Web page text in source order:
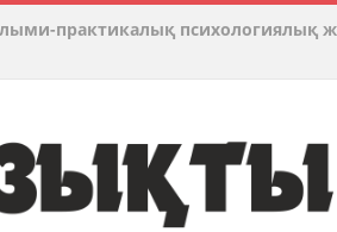
практикалық психологиялық